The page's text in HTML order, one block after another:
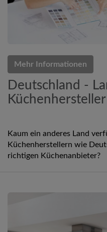
Mehr Informationen
Deutschland -
Küchenhersteller
Kaum ein anderes Land
Küchenherstellern wie
richtigen Küchenanbieter?